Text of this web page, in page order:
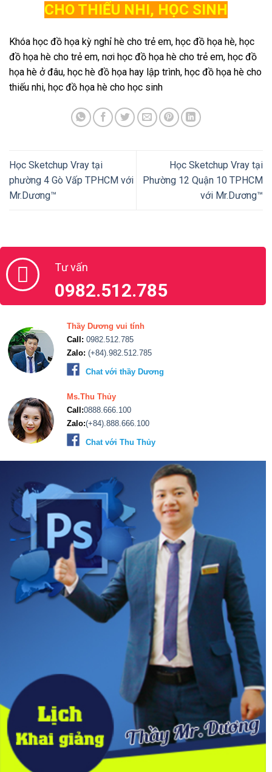
CHO THIẾU NHI, HỌC SINH
Khóa học đồ họa kỳ nghỉ hè cho trẻ em, học đồ họa hè, học
đồ họa hè cho trẻ em, nơi học đồ họa hè cho trẻ em, học đồ
họa hè ở đâu, học hè đồ họa hay lập trình, học đồ họa hè cho
thiếu nhi, học đồ họa hè cho học sinh
Học Sketchup Vray tại
phường 4 Gò Vấp TPHCM với
Mr.Dương™
Học Sketchup Vray tại
Phường 12 Quận 10 TPHCM
với Mr.Dương™
Tư vấn
0982.512.785
Thầy Dương vui tính
Call: 0982.512.785
Zalo: (+84).982.512.785
Chat với thầy Dương
Ms.Thu Thủy
Call:0888.666.100
Zalo:(+84).888.666.100
Chat với Thu Thủy